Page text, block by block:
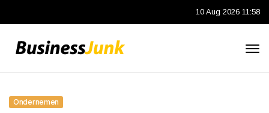
10 Aug 2026 11:58
Ondernemen